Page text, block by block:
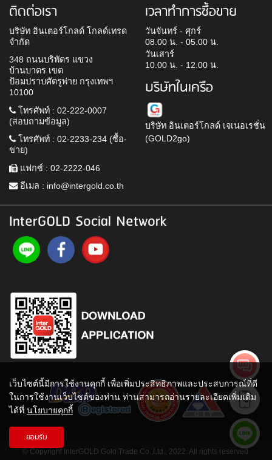
ติดต่อเรา
บริษัท อินเตอร์โกลด์ โกลด์เทรด
จำกัด
348 ถนนบริพัตร แขวง
บ้านบาตร เขต
ป้อมปราบศัตรูพ่าย กรุงเทพฯ
10100
โทรศัพท์ : 02-222-0007
(สอบถามข้อมูล)
โทรศัพท์ : 02-2233-234 (ซื้อ-
ขาย)
แฟกซ์ : 02-2222-046
อีเมล : info@intergold.co.th
เวลาทำการซื้อขาย
วันจันทร์ - ศุกร์
08.00 น. - 05.00 น.
วันเสาร์
10.00 น. - 12.00 น.
บริษัทในเครือ
บริษัท อินเตอร์โกลด์ เจเนอเรชั่น
(GOLD2go)
InterGOLD Social Network
© Copyright InterGOLD Gold Trade Co.,Ltd., 2022. All rights reserved.
เว็บไซต์นี้มีการใช้งานคุกกี้ เพื่อเพิ่มประสิทธิภาพและประสบการณ์ที่ดี
ในการใช้งานเว็บไซต์ของท่าน ท่านสามารถอ่านรายละเอียดเพิ่มเติม
ได้ที่ นโยบายคุกกี้
ยอมรับ